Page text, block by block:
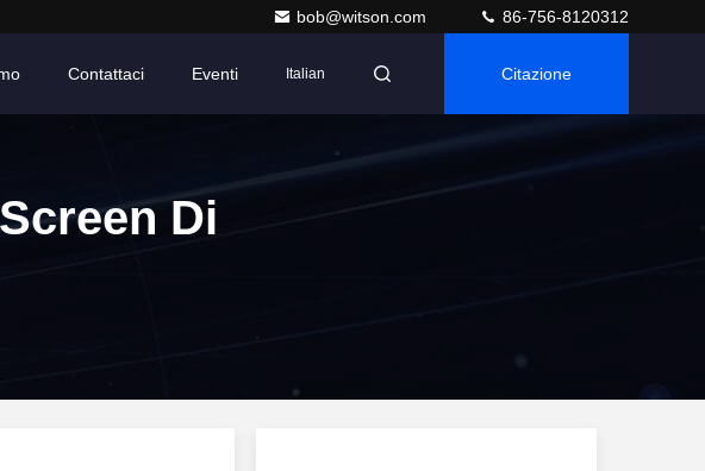
bob@witson.com 86-756-8120312
Contattaci Eventi Italian Citazione
Di